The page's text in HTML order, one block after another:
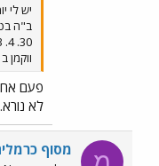
יש לי
ב"ה
ווקמן ב 250 ש"ח אז אני לא יכול לבקש ....
פעם
לא נורא.
מסוף